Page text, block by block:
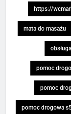
https://
mata do masażu
pomoc
pomoc
pomoc drogowa